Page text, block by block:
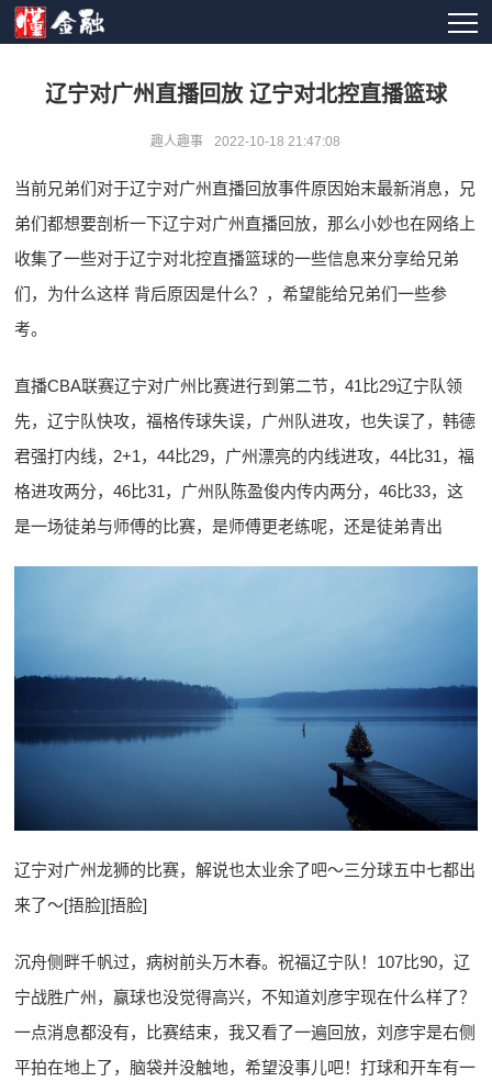
辽宁对广州直播回放 辽宁对北控直播篮球
趣人趣事 2022-10-18 21:47:08
当前兄弟们对于辽宁对广州直播回放事件原因始末最新消息，兄
弟们都想要剖析一下辽宁对广州直播回放，那么小妙也在网络上
收集了一些对于辽宁对北控直播篮球的一些信息来分享给兄弟
们，为什么这样 背后原因是什么？，希望能给兄弟们一些参
考。
直播CBA联赛辽宁对广州比赛进行到第二节，41比29辽宁队领
先，辽宁队快攻，福格传球失误，广州队进攻，也失误了，韩德
君强打内线，2+1，44比29，广州漂亮的内线进攻，44比31，福
格进攻两分，46比31，广州队陈盈俊内传内两分，46比33，这
是一场徒弟与师傅的比赛，是师傅更老练呢，还是徒弟青出
辽宁对广州龙狮的比赛，解说也太业余了吧～三分球五中七都出
来了～[捂脸][捂脸]
沉舟侧畔千帆过，病树前头万木春。祝福辽宁队！107比90，辽
宁战胜广州，赢球也没觉得高兴，不知道刘彦宇现在什么样了？
一点消息都没有，比赛结束，我又看了一遍回放，刘彦宇是右侧
平拍在地上了，脑袋并没触地，希望没事儿吧！打球和开车有一